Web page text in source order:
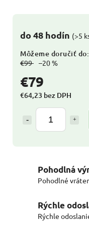
€99 –20 %
€79
€64,23 bez DPH
do 48 hodín (>5
Môžeme doručiť do:
Pohodlná
Pohodlné
Rýchle
Rýchle